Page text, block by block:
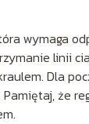
wymaga
linii
Dla
że